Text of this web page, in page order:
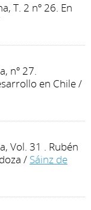
T. 2 nº 26. En
nº 27.
en Chile/
Vol. 31 . Rubén
/ Sáinz de